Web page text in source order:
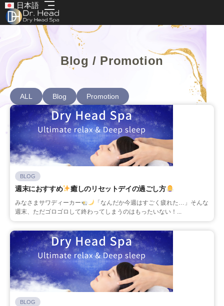
日本語
Blog / Promotion
ALL Blog Promotion
BLOG
週末におすすめ 癒しのリセットデイの過ごし方
みなさまサワディーカー
「なんだか今週はすごく疲れた…」そんな
週末、ただゴロゴロして終わってしまうのはもったいない！...
BLOG